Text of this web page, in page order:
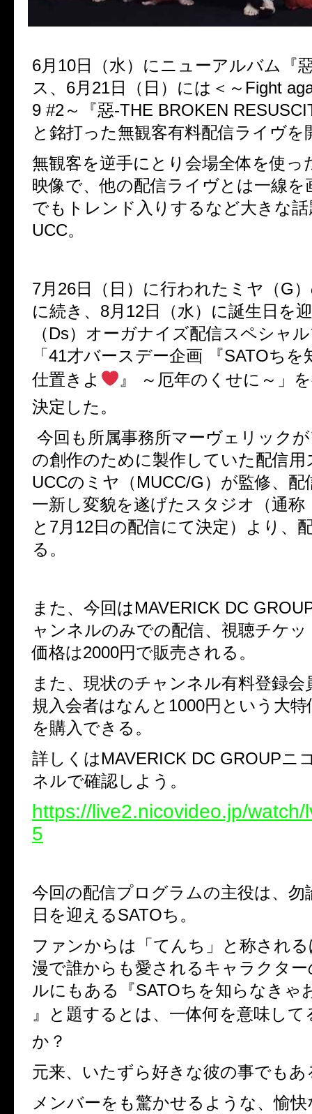
6月 10日（水）にニューアルバム『
ス、 6月 21日（日）には＜～ Fight
9 #2～『惡-THE BROKEN
と銘打った無観客有料配信ライヴを
無観客を逆手にとり会場全体を使っ
映像で、他の配信ライヴとは一線を
でもトレンド入りするなど大きな
UCC。
7月 26日（日）に行われたミヤ（G
に続き、 8月 12日（水）に誕生日を
（Ds）オーガナイズ配信スペシャ
「 41才バースデー企画 『SATOちを
仕置きよ
』
～厄年のくせに～」
決定した。
今回も所属事務所マーヴェリック
の創作のために製作していた配信
UCCのミヤ（MUCC/G）が監修、配
一新し変貌を遂げたスタジオ
（通
と 7月 12日の配信にて決定）より、
る。
また、今回はMAVERICK DC
ャンネルのみでの配信、 視聴チケ
価格は2000円で販売される。
また、現状のチャンネル有料登録会
規入会者はなんと 1000円という大
を購入できる。
詳しくはMAVERICK DC GROUPニ
ネルで確認しよう。
https://live2.nicovideo.jp/
5
今回の配信プログラムの主役は、勿
日を迎えるSATOち。
ファンからは「てんち」と称され
漫で誰からも愛されるキャラクタ
ルにもある『SATOちを知らなきゃ
』と題するとは、一体何を意味し
か？
元来、いたずら好きな彼の事でもあ
メンバーをも驚かせるような、愉